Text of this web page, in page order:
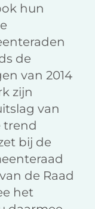
hun
de
van 2014
zijn
van
trend
bij de
de Raad
het